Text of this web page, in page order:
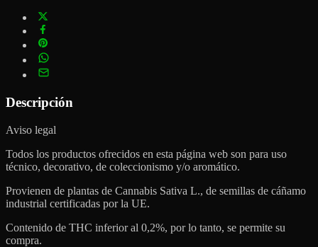
Descripción
Aviso legal
Todos los productos ofrecidos en esta página web son para uso
técnico, decorativo, de coleccionismo y/o aromático.
Provienen de plantas de Cannabis Sativa L., de semillas de cáñamo
industrial certificadas por la UE.
Contenido de THC inferior al 0,2%, por lo tanto, se permite su
compra.